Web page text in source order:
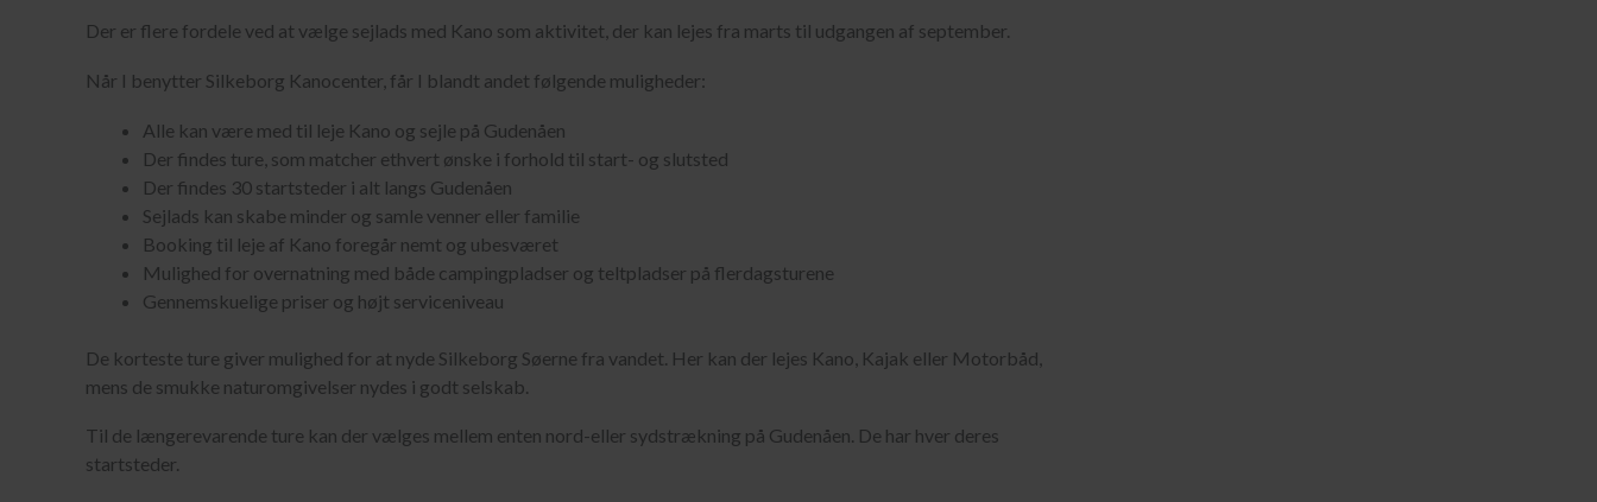
Der er flere fordele ved at vælge sejlads med Kano som aktivitet, der kan lejes fra marts til udgangen af september.
Når I benytter Silkeborg Kanocenter, får I blandt andet følgende muligheder:
Alle kan være med til leje Kano og sejle på Gudenåen
Der findes ture, som matcher ethvert ønske i forhold til start- og slutsted
Der findes 30 startsteder i alt langs Gudenåen
Sejlads kan skabe minder og samle venner eller familie
Booking til leje af Kano foregår nemt og ubesværet
Mulighed for overnatning med både campingpladser og teltpladser på flerdagsturene
Gennemskuelige priser og højt serviceniveau
De korteste ture giver mulighed for at nyde Silkeborg Søerne fra vandet. Her kan der lejes Kano, Kajak eller Motorbåd,
mens de smukke naturomgivelser nydes i godt selskab.
Til de længerevarende ture kan der vælges mellem enten nord-eller sydstrækning på Gudenåen. De har hver deres
startsteder.